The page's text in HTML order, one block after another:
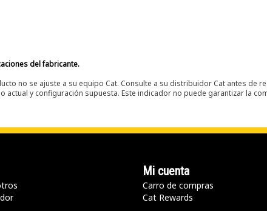
del fabricante.
no se ajuste a su equipo Cat. Consulte a su distribuidor Cat antes de
actual y configuración supuesta. Este indicador no puede garantizar la
Mi cuenta
Carro de compras
Cat Rewards